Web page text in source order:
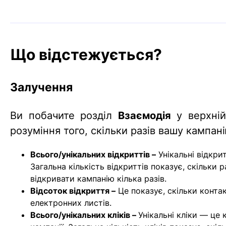
Що відстежується?
Залучення
Ви побачите розділ Взаємодія у
розуміння того, скільки разів вашу
Всього/унікальних відкриттів – Унікальні
Загальна кількість відкриттів показує,
відкривати кампанію кілька разів.
Відсоток відкриття – Це показує, скільки
електронних листів.
Всього/унікальних кліків – Унікальні кліки — це